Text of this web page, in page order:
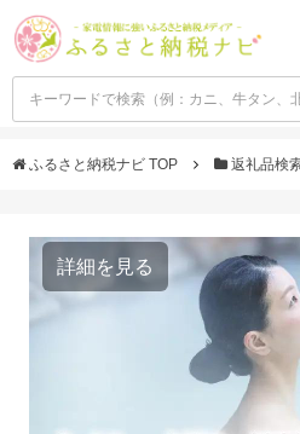
ふるさと納税ナビ TOP 返礼品検
詳細を見る